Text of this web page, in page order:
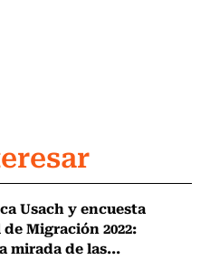
Usach y encuesta
Migración 2022:
mirada de las...